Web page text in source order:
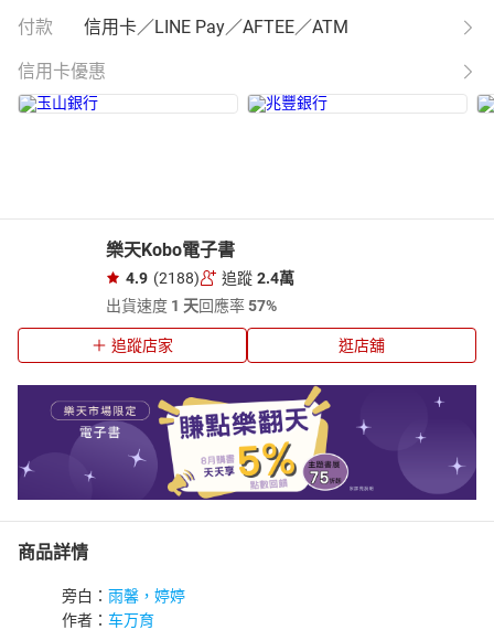
付款 信用卡／LINE Pay／AFTEE／ATM
信用卡優惠
樂天Kobo電子書
4.9 (2188) 追蹤 2.4萬
出貨速度 1 天回應率57%
追蹤店家 逛店舖
商品詳情
旁白： 雨馨，婷婷
作者： 车万育